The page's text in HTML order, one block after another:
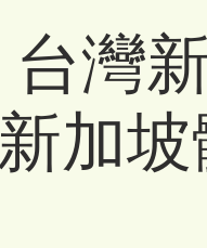
台灣
新加